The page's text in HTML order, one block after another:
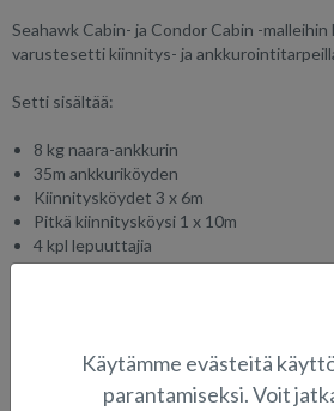
Seahawk Cabin- ja Condor Cabin -
varustesetti kiinnitys- ja
Setti sisältää:
8 kg naara-ankkurin
35m ankkuriköyden
Kiinnitysköydet 3 x 6m
Pitkä kiinnitysköysi 1 x 10m
4 kpl lepuuttajia
4 kpl lepuuttajien kiinnitysköydet
Käytämme evästeitä
parantamiseksi. Voit